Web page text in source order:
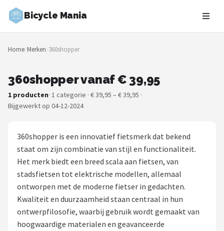
Bicycle Mania
Zoeken
NAVIGATIE
Merken
Fietsroutes
Kinderfietsen
Stadsfietsen
Elektrische fietsen
Home/Merken/360shopper
360shopper vanaf € 39,95
1 producten· 1 categorie · € 39,95 – € 39,95 ·
Bijgewerkt op 04-12-2024
360shopper is een innovatief fietsmerk dat bekend
staat om zijn combinatie van stijl en functionaliteit.
Het merk biedt een breed scala aan fietsen, van
stadsfietsen tot elektrische modellen, allemaal
ontworpen met de moderne fietser in gedachten.
Kwaliteit en duurzaamheid staan centraal in hun
ontwerpfilosofie, waarbij gebruik wordt gemaakt van
hoogwaardige materialen en geavanceerde